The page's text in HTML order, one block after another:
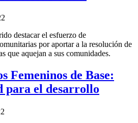
destacar el esfuerzo de
por aportar a la resolución de
que aquejan a sus comunidades.
Femeninos de Base:
para el desarrollo